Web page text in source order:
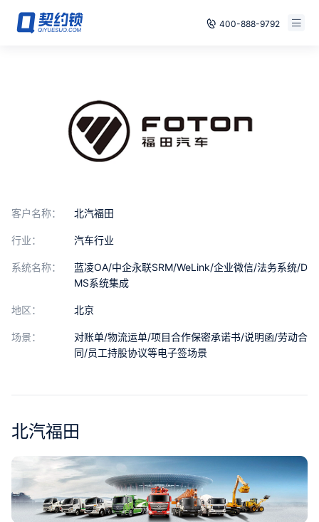
400-888-9792
案例
客户名称： 北汽福田
行业： 汽车行业
系统名称：
蓝凌OA/中企永联SRM/WeLink/企业微信/法务系统/D
MS系统集成
地区： 北京
场景：
对账单/物流运单/项目合作保密承诺书/说明函/劳动合
同/员工持股协议等电子签场景
北汽福田